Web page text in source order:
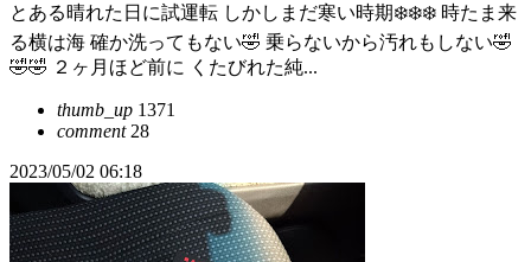
とある晴れた日に試運転 しかしまだ寒い時期❄️❄️❄️ 時たま来
る横は海 確か洗ってもない🤣 乗らないから汚れもしない🤣
🤣🤣 ２ヶ月ほど前に くたびれた純...
thumb_up 1371
comment28
2023/05/02 06:18